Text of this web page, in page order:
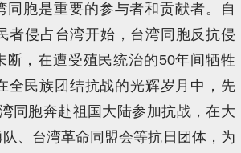
同胞是重要的参与者和贡献者。自
者侵占台湾开始，台湾同胞反抗侵
断，在遭受殖民统治的50年间牺牲
全民族团结抗战的光辉岁月中，先
同胞奔赴祖国大陆参加抗战，在大
、台湾革命同盟会等抗日团体，为